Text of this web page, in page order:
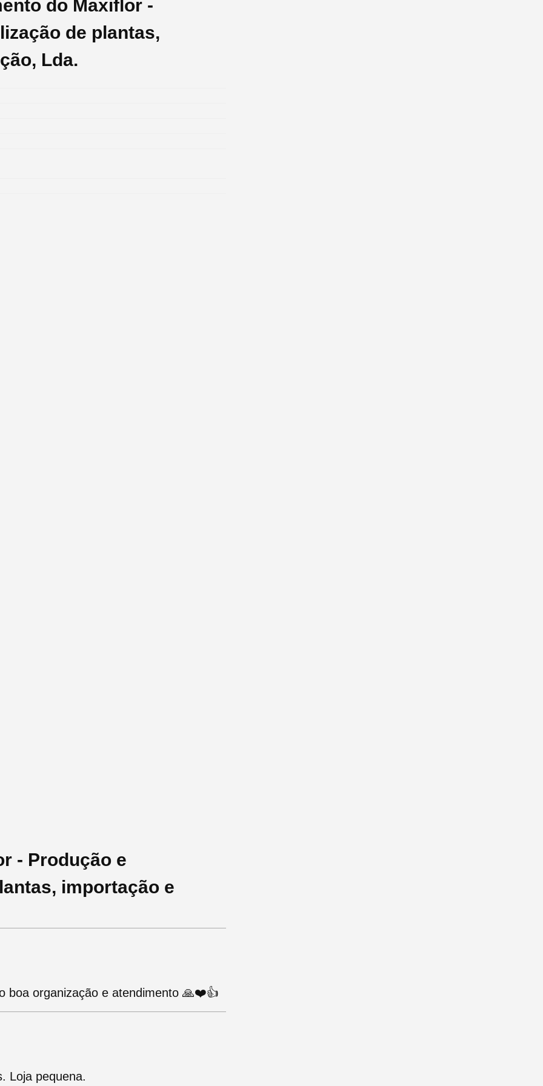
do Maxiflor -
de plantas,
Lda.
- Produção e
importação e
boa organização e atendimento 🙏❤️👍
Loja pequena.